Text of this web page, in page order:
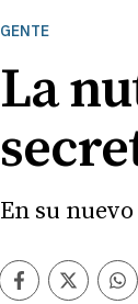
GENTE
La
En su
Facebook
Twitter